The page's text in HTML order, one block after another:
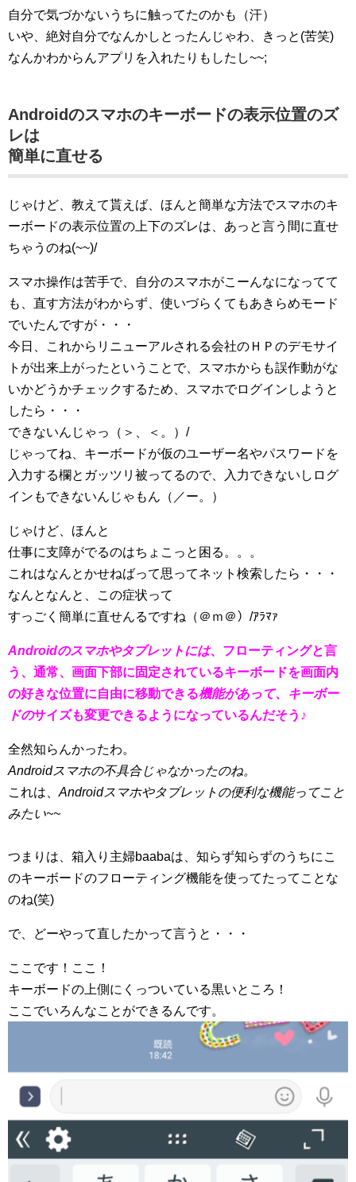
自分で気づかないうちに触ってたのかも（汗）
いや、絶対自分でなんかしとったんじゃわ、きっと(苦笑)
なんかわからんアプリを入れたりもしたし~~;
Androidのスマホのキーボードの表示位置のズ
レは
簡単に直せる
じゃけど、教えて貰えば、ほんと簡単な方法でスマホのキ
ーボードの表示位置の上下のズレは、あっと言う間に直せ
ちゃうのね(~~)/
スマホ操作は苦手で、自分のスマホがこーんなになってて
も、直す方法がわからず、使いづらくてもあきらめモード
でいたんですが・・・
今日、これからリニューアルされる会社のＨＰのデモサイ
トが出来上がったということで、スマホからも誤作動がな
いかどうかチェックするため、スマホでログインしようと
したら・・・
できないんじゃっ（＞、＜。）/
じゃってね、キーボードが仮のユーザー名やパスワードを
入力する欄とガッツリ被ってるので、入力できないしログ
インもできないんじゃもん（／ー。）
じゃけど、ほんと
仕事に支障がでるのはちょこっと困る。。。
これはなんとかせねばって思ってネット検索したら・・・
なんとなんと、この症状って
すっごく簡単に直せんるですね（＠ｍ＠）/ｱﾗﾏｧ
Androidのスマホやタブレットには、フローティングと言
う、通常、画面下部に固定されているキーボードを画面内
の好きな位置に自由に移動できる機能があって、キーボー
ドのサイズも変更できるようになっているんだそう♪
全然知らんかったわ。
Androidスマホの不具合じゃなかったのね。
これは、 Androidスマホやタブレットの便利な機能ってこと
みたい~~
つまりは、箱入り主婦baabaは、知らず知らずのうちにこ
のキーボードのフローティング機能を使ってたってことな
のね(笑)
で、どーやって直したかって言うと・・・
ここです！ここ！
キーボードの上側にくっついている黒いところ！
ここでいろんなことができるんです。